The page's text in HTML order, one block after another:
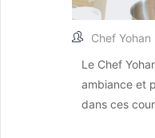
Chef Yohan
Le Chef
ambiance et
dans ces